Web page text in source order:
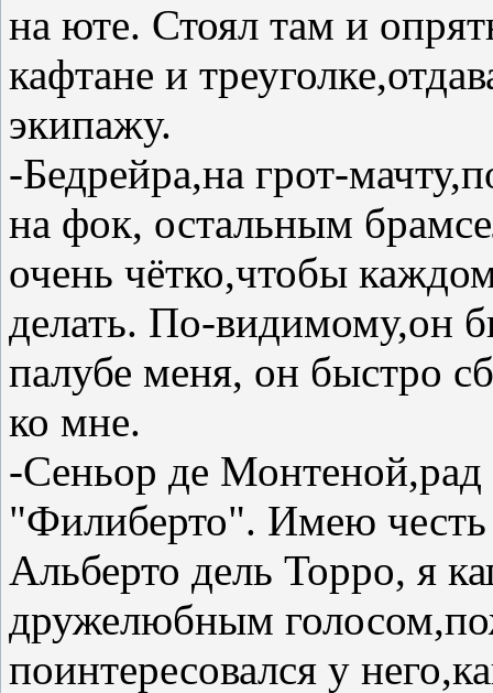
на юте. Стоял там и
кафтане и
экипажу.
-Бедрейра,на грот-
на фок, остальным
очень чётко,чтобы
делать. По-видимому,он
палубе меня, он быстро
ко мне.
-Сеньор де Монтеной,рад
"Филиберто". Имею честь
Альберто дель Торро, я
дружелюбным
поинтересовался у